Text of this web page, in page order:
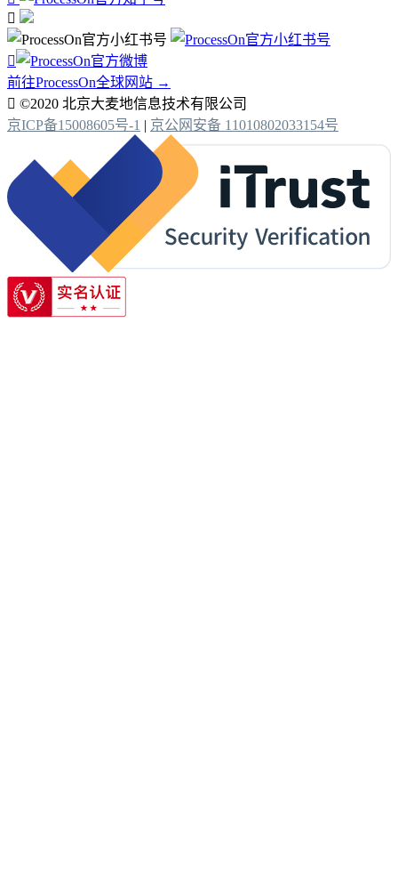


前往ProcessOn全球网站 →
 ©2020 北京大麦地信息技术有限公司
京ICP备15008605号-1 | 京公网安备 11010802033154号